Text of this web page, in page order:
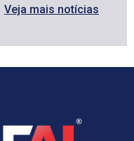
Veja mais notícias